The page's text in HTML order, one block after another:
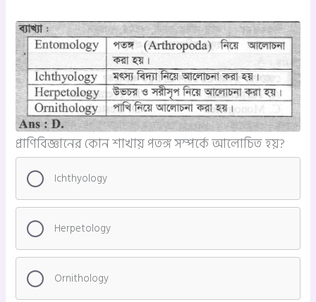
প্রাণিবিজ্ঞানের কোন শাখায় পতঙ্গ সম্পর্কে আলোচিত হয়?
Ichthyology
Herpetology
Ornithology